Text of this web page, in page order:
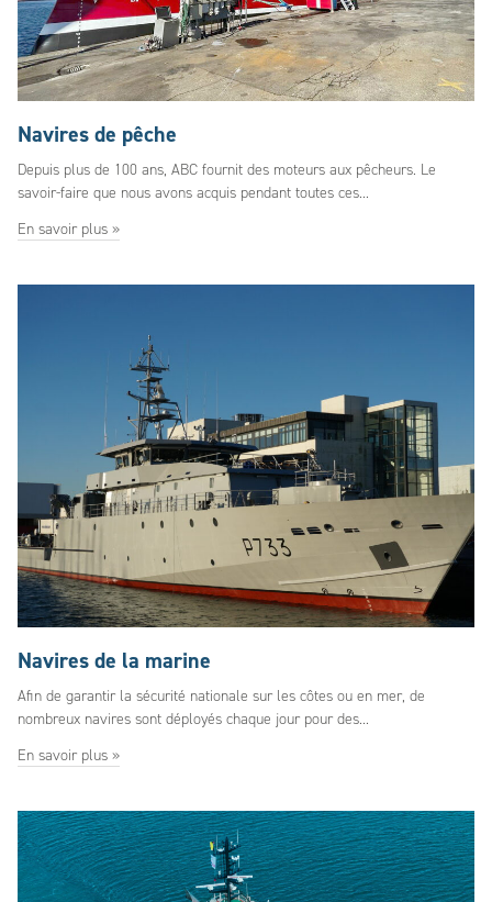
Navires de pêche
Depuis plus de 100 ans, ABC fournit des moteurs aux pêcheurs. Le
savoir-faire que nous avons acquis pendant toutes ces...
En savoir plus »
Navires de la marine
Afin de garantir la sécurité nationale sur les côtes ou en mer, de
nombreux navires sont déployés chaque jour pour des...
En savoir plus »